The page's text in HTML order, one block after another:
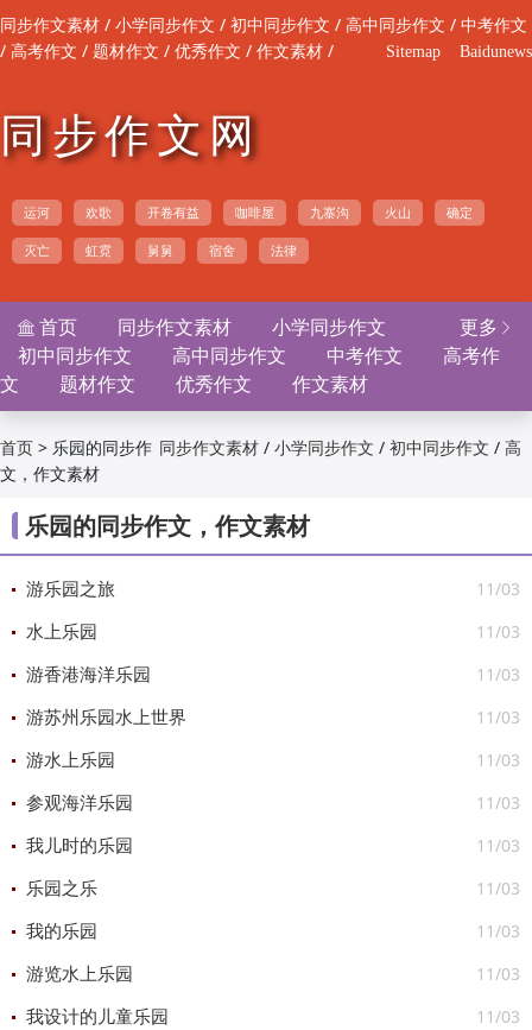
同步作文素材 / 小学同步作文 / 初中同步作文 / 高中同步作文 / 中考作文
/ 高考作文 / 题材作文 / 优秀作文 / 作文素材 / Sitemap Baidunews
同步作文网
运河 欢歌 开卷有益 咖啡屋 九寨沟 火山 确定
灭亡 虹霓 舅舅 宿舍 法律
更多 
 首页 同步作文素材
小学同步作文
初中同步作文
高中同步作文 中考作文
高考作
文
题材作文 优秀作文 作文素材
同步作文素材 /小学同步作文 /初中同步作文 /高
首页 > 乐园的同步作
文，作文素材
乐园的同步作文，作文素材
11/03
游乐园之旅
11/03
水上乐园
11/03
游香港海洋乐园
11/03
游苏州乐园水上世界
11/03
游水上乐园
11/03
参观海洋乐园
11/03
我儿时的乐园
11/03
乐园之乐
11/03
我的乐园
11/03
游览水上乐园
11/03
我设计的儿童乐园